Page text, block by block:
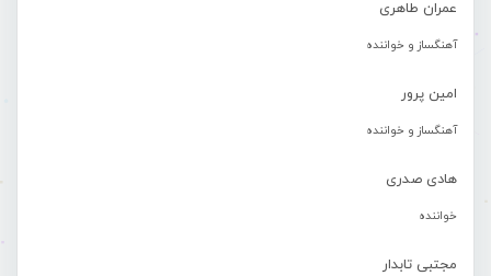
عمران طاهری
آهنگساز و خواننده
امین پرور
آهنگساز و خواننده
هادی صدری
خواننده
مجتبی تابدار